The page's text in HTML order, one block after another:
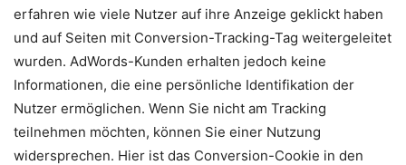
erfahren wie viele Nutzer auf ihre Anzeige geklickt haben
und auf Seiten mit Conversion-Tracking-Tag weitergeleitet
wurden. AdWords-Kunden erhalten jedoch keine
Informationen, die eine persönliche Identifikation der
Nutzer ermöglichen. Wenn Sie nicht am Tracking
teilnehmen möchten, können Sie einer Nutzung
widersprechen. Hier ist das Conversion-Cookie in den